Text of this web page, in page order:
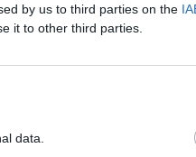
by us to third parties on the
it to other third parties.
data.
des propriétés